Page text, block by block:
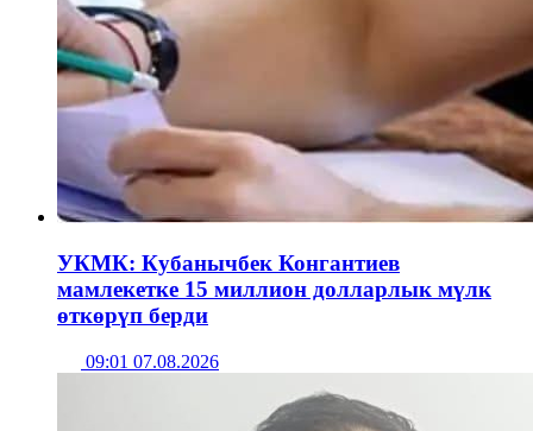
УКМК: Кубанычбек Конгантиев
мамлекетке 15 миллион долларлык мүлк
өткөрүп берди
09:01 07.08.2026